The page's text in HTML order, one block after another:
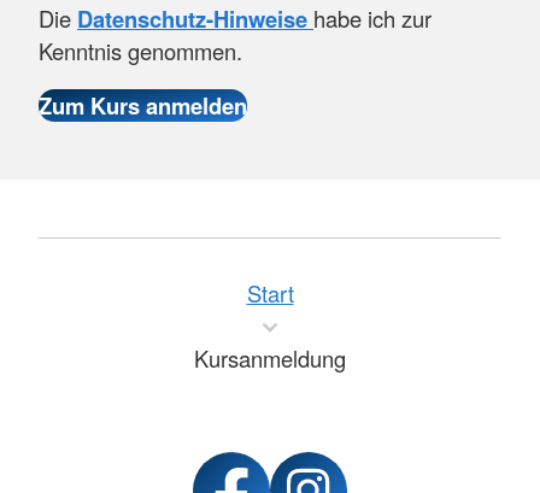
Die Datenschutz-Hinweise habe ich zur
Kenntnis genommen.
Start
Kursanmeldung